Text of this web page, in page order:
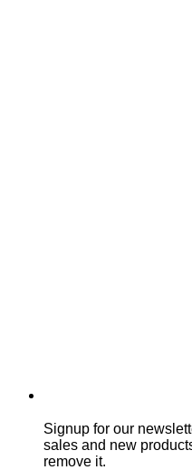
Signup for our
sales and new
remove it.